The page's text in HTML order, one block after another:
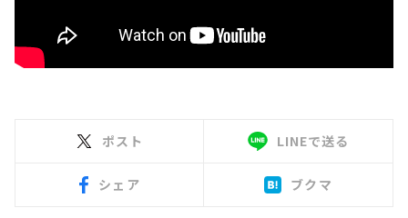
ポスト LINEで送る
シェア ブクマ